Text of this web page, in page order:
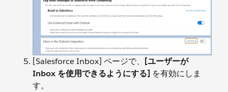
[Salesforce Inbox] ページで、
[ユーザーが
Inbox を使用できるようにする] を有効にしま
す。